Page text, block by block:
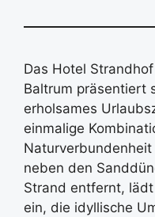
Das Hotel
Baltrum präsentiert
erholsames
einmalige
neben den
Strand entfernt,
ein, die idyllische